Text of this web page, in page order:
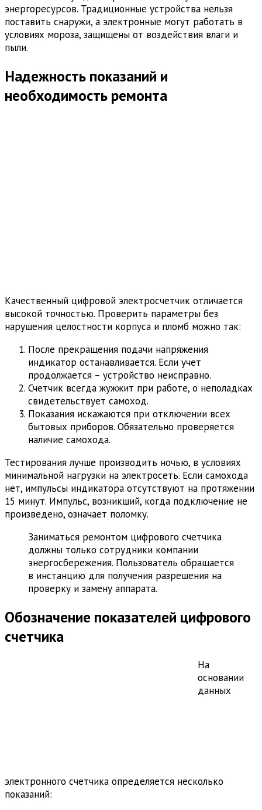
энергоресурсов. Традиционные устройства нельзя
поставить снаружи, а электронные могут работать в
условиях мороза, защищены от воздействия влаги и
пыли.
Надежность показаний и
необходимость ремонта
Качественный цифровой электросчетчик отличается
высокой точностью. Проверить параметры без
нарушения целостности корпуса и пломб можно так:
После прекращения подачи напряжения
индикатор останавливается. Если учет
продолжается – устройство неисправно.
Счетчик всегда жужжит при работе, о неполадках
свидетельствует самоход.
Показания искажаются при отключении всех
бытовых приборов. Обязательно проверяется
наличие самохода.
Тестирования лучше производить ночью, в условиях
минимальной нагрузки на электросеть. Если самохода
нет, импульсы индикатора отсутствуют на протяжении
15 минут. Импульс, возникший, когда подключение не
произведено, означает поломку.
Заниматься ремонтом цифрового счетчика
должны только сотрудники компании
энергосбережения. Пользователь обращается
в инстанцию для получения разрешения на
проверку и замену аппарата.
Обозначение показателей цифрового
счетчика
На
основании
данных
электронного счетчика определяется несколько
показаний: